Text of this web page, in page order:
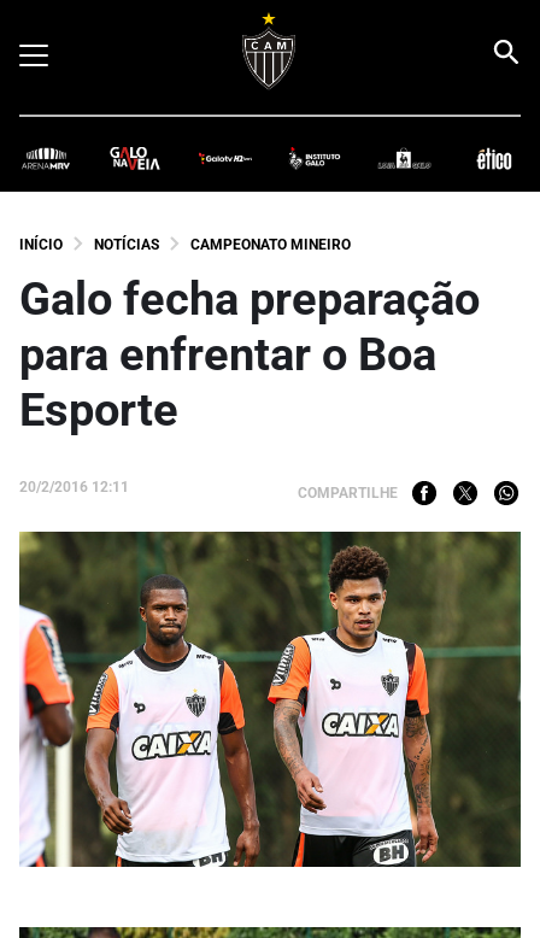
INÍCIO NOTÍCIAS CAMPEONATO MINEIRO
Galo fecha preparação
para enfrentar o Boa
Esporte
20/2/2016 12:11 COMPARTILHE